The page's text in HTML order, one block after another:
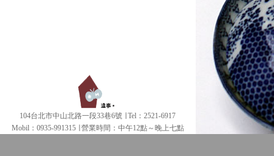
104台北市中山北路一段33巷6號 ∣ Tel：2521-6917
Mobil：0935-991315 ∣
營業時間：中午12點～晚上七點